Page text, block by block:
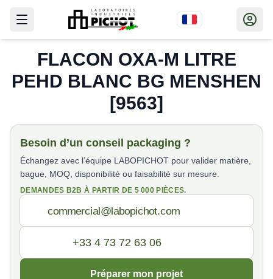
FLACON OXA-M LITRE
PEHD BLANC BG MENSHEN
[9563]
Besoin d’un conseil packaging ?
Échangez avec l’équipe LABOPICHOT pour valider matière,
bague, MOQ, disponibilité ou faisabilité sur mesure.
DEMANDES B2B À PARTIR DE 5 000 PIÈCES.
Préparer mon projet